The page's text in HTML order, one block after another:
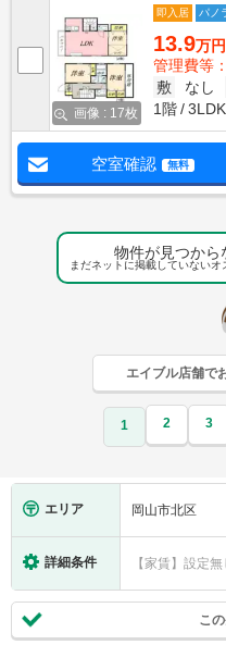
画像 : 17枚
即入居 パノ
13.9万円
管理費等
敷
なし
1階
3LDK
空室確認 無料
物件が見つから
まだネットに掲載していない
エイブル店舗で
1 2 3
エリア 岡山市北区
詳細条件 【家賃】設定無
こ